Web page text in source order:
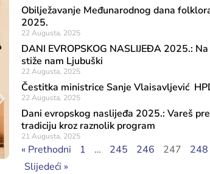
Objavljeno: 7 Augusta, 2026
Obilježavanje Međunarodnog dana
2025.
22 Augusta, 2025
DANI EVROPSKOG NASLIJEĐA 2025.:
stiže nam Ljubuški
22 Augusta, 2025
Čestitka ministrice Sanje Vlaisavljević
22 Augusta, 2025
Dani evropskog naslijeđa 2025.: Vareš
tradiciju kroz raznolik program
21 Augusta, 2025
« Prethodni 1 … 245 246 247 248
Slijedeći »